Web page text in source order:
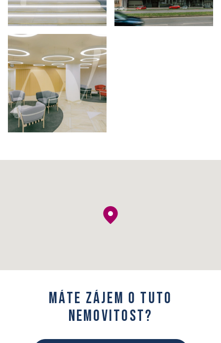
Máte zájem o tuto
nemovitost?